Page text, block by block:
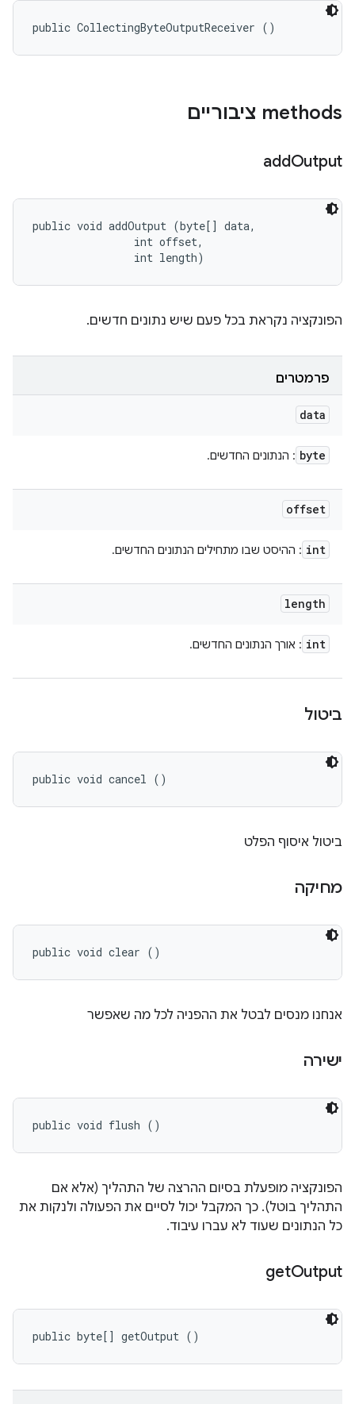
public CollectingByteOutputReceiver ()
‫methods ציבוריים
addOutput
public void addOutput (byte[] data,
                int offset,
                int length)
הפונקציה נקראת בכל פעם שיש נתונים חדשים.
פרמטרים
data
byte : הנתונים החדשים.
offset
int : ההיסט שבו מתחילים הנתונים החדשים.
length
int : אורך הנתונים החדשים.
ביטול
public void cancel ()
ביטול איסוף הפלט
מחיקה
public void clear ()
אנחנו מנסים לבטל את ההפניה לכל מה שאפשר
ישירה
public void flush ()
הפונקציה מופעלת בסיום ההרצה של התהליך (אלא אם
התהליך בוטל). כך המקבל יכול לסיים את הפעולה ולנקות את
כל הנתונים שעוד לא עברו עיבוד.
getOutput
public byte[] getOutput ()